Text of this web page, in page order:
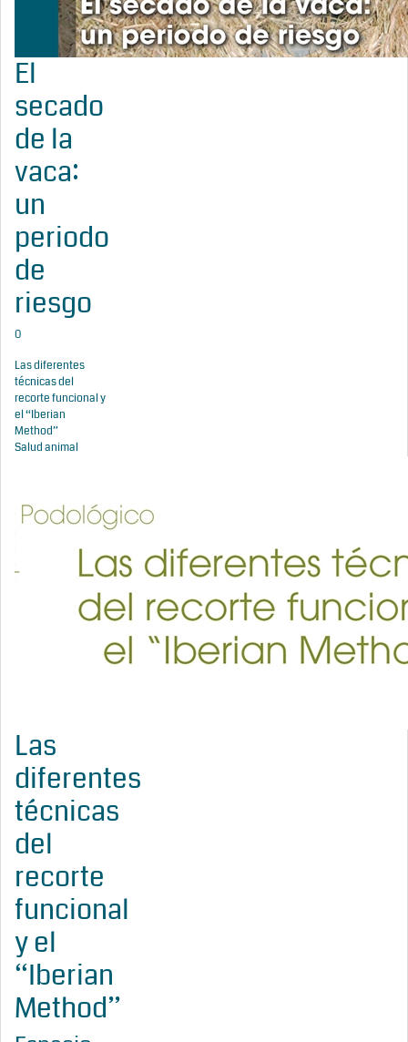
El
secado
de la
vaca:
un
periodo
de
riesgo
0
Las diferentes
técnicas del
recorte funcional y
el “Iberian
Method”
Salud animal
Las
diferentes
técnicas
del
recorte
funcional
y el
“Iberian
Method”